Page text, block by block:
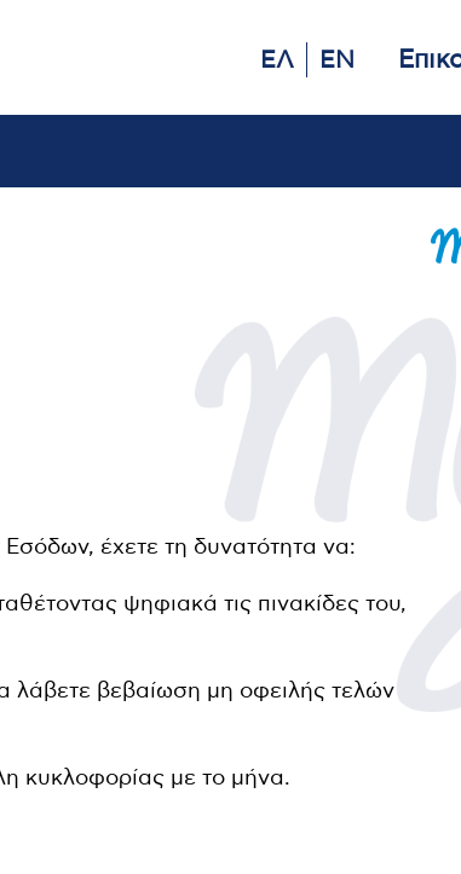
ΕΛ EN
έχετε τη δυνατότητα να:
ψηφιακά τις πινακίδες του,
λάβετε βεβαίωση μη οφειλής τελών
κυκλοφορίας με το μήνα.